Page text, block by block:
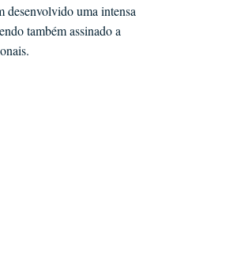
desenvolvido uma intensa
também assinado a